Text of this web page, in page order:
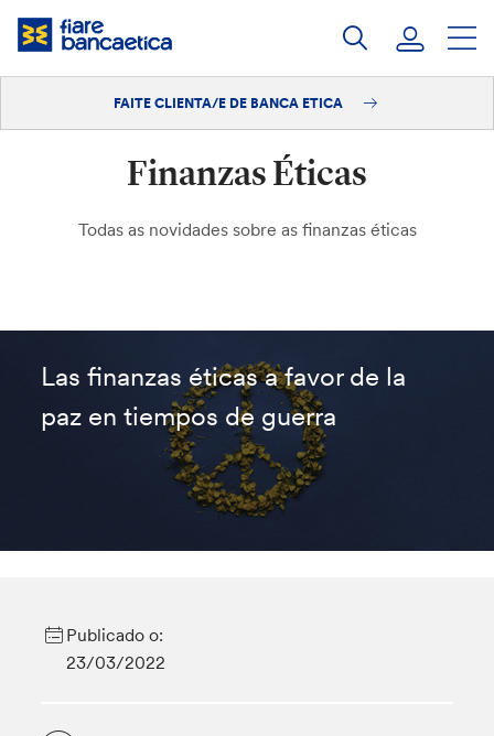
Saltar
FAITE CLIENTA/E DE BANCA ETICA
Finanzas Éticas
Todas as novidades sobre as finanzas éticas
Las finanzas éticas a favor de la
paz en tiempos de guerra
Publicado o:
23/03/2022